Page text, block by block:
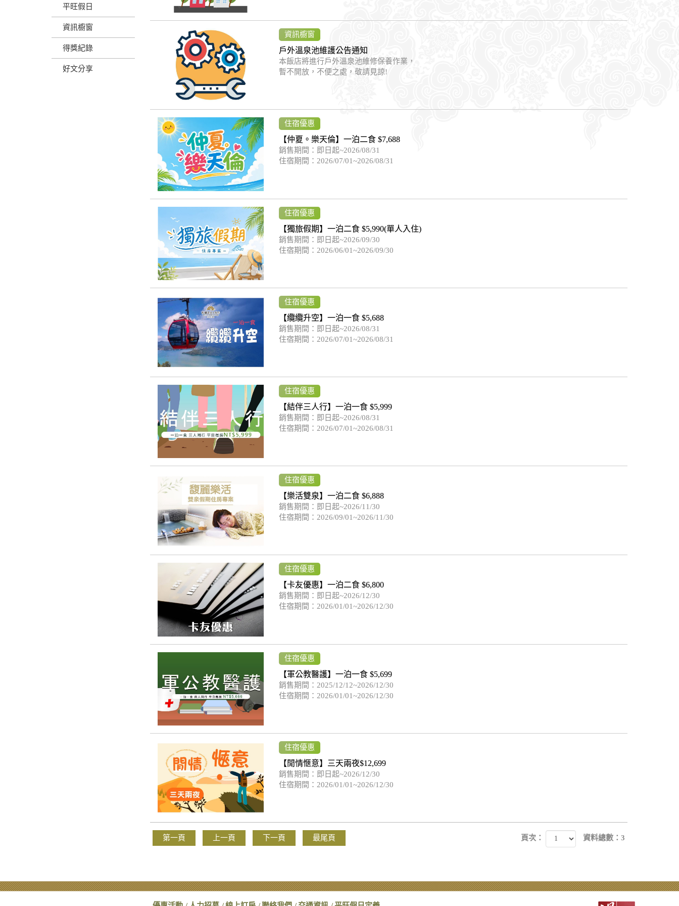
平旺假日
資訊櫥窗
得獎紀錄
好文分享
資訊櫥窗
戶外溫泉池維護公告通知
本飯店將進行戶外溫泉池維修保養作業，
暫不開放，不便之處，敬請見諒!
住宿優惠
【仲夏。樂天倫】一泊二食 $7,688
銷售期間：即日起~2026/08/31
住宿期間：2026/07/01~2026/08/31
住宿優惠
【獨旅假期】一泊二食 $5,990(單人入住)
銷售期間：即日起~2026/09/30
住宿期間：2026/06/01~2026/09/30
住宿優惠
【纜纜升空】一泊一食 $5,688
銷售期間：即日起~2026/08/31
住宿期間：2026/07/01~2026/08/31
住宿優惠
【結伴三人行】一泊一食 $5,999
銷售期間：即日起~2026/08/31
住宿期間：2026/07/01~2026/08/31
住宿優惠
【樂活雙泉】一泊二食 $6,888
銷售期間：即日起~2026/11/30
住宿期間：2026/09/01~2026/11/30
住宿優惠
【卡友優惠】一泊二食 $6,800
銷售期間：即日起~2026/12/30
住宿期間：2026/01/01~2026/12/30
住宿優惠
【軍公教醫護】一泊一食 $5,699
銷售期間：2025/12/12~2026/12/30
住宿期間：2026/01/01~2026/12/30
住宿優惠
【閒情愜意】三天兩夜$12,699
銷售期間：即日起~2026/12/30
住宿期間：2026/01/01~2026/12/30
第一頁 上一頁 下一頁 最尾頁 頁次： 資料總數：3